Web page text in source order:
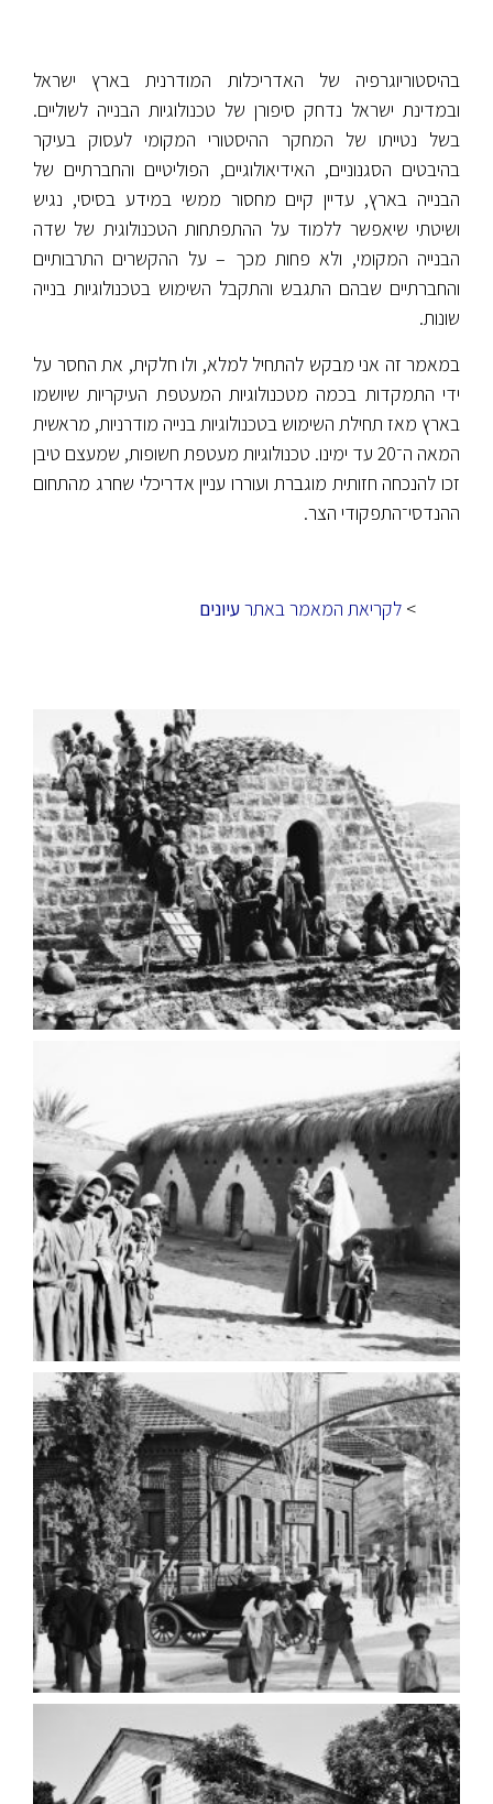
בהיסטוריוגרפיה של האדריכלות המודרנית בארץ ישראל
ובמדינת ישראל נדחק סיפורן של טכנולוגיות הבנייה לשוליים.
בשל נטייתו של המחקר ההיסטורי המקומי לעסוק בעיקר
בהיבטים הסגנוניים, האידיאולוגיים, הפוליטיים והחברתיים של
הבנייה בארץ, עדיין קיים מחסור ממשי במידע בסיסי, נגיש
ושיטתי שיאפשר ללמוד על ההתפתחות הטכנולוגית של שדה
הבנייה המקומי, ולא פחות מכך – על ההקשרים התרבותיים
והחברתיים שבהם התגבש והתקבל השימוש בטכנולוגיות בנייה
שונות.
במאמר זה אני מבקש להתחיל למלא, ולו חלקית, את החסר על
ידי התמקדות בכמה מטכנולוגיות המעטפת העיקריות שיושמו
בארץ מאז תחילת השימוש בטכנולוגיות בנייה מודרניות, מראשית
המאה ה־20 עד ימינו. טכנולוגיות מעטפת חשופות, שמעצם טיבן
זכו להנכחה חזותית מוגברת ועוררו עניין אדריכלי שחרג מהתחום
ההנדסי־התפקודי הצר.
> לקריאת המאמר באתר עיונים